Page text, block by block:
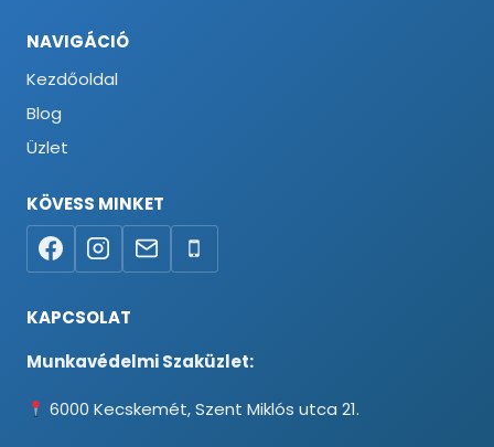
NAVIGÁCIÓ
Kezdőoldal
Blog
Üzlet
KÖVESS MINKET
KAPCSOLAT
Munkavédelmi Szaküzlet:
6000 Kecskemét, Szent Miklós utca 21.